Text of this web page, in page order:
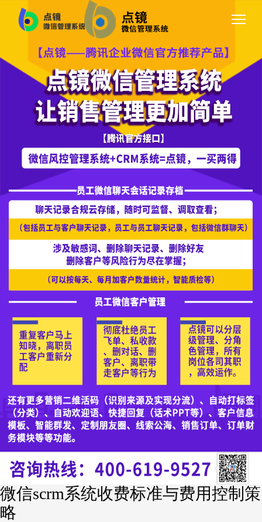
微信scrm系统收费标准与费用控制策
略